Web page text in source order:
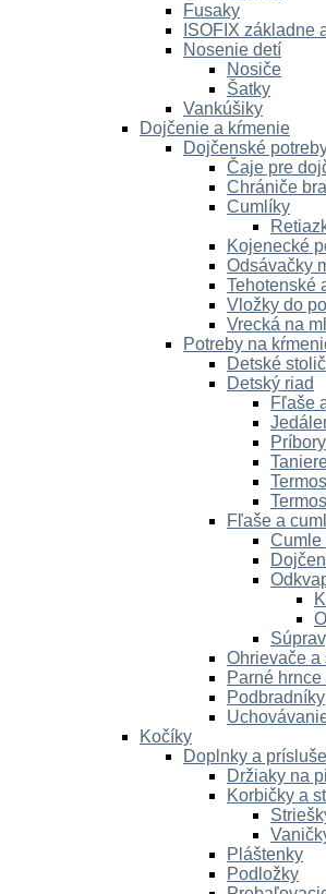
Fusaky
ISOFIX základne
Nosenie detí
Nosiče
Šatky
Vankúšiky
Dojčenie a kŕmenie
Dojčenské
Čaje pre
Chrániče
Cumlíky
Kojenecké
Odsávačky
Tehotenské
Vložky do
Vrecká na
Potreby na
Detské
Detský riad
Fľaše
Príbory
Fľaše a
Cumle
Ohrievače a
Parné
Podbradníky
Kočíky
Doplnky a
Držiaky na
Korbičky a
Pláštenky
Podložky